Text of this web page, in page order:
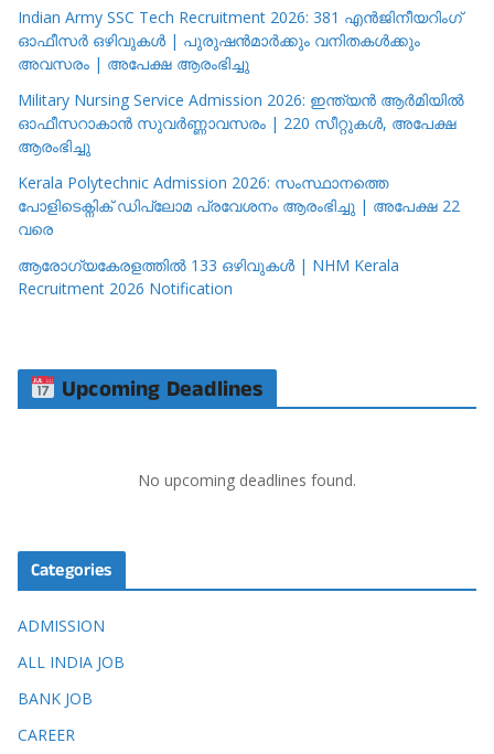
Indian Army SSC Tech Recruitment 2026: 381 എൻജിനീയറിംഗ്
ഓഫീസർ ഒഴിവുകൾ | പുരുഷൻമാർക്കും വനിതകൾക്കും
അവസരം | അപേക്ഷ ആരംഭിച്ചു
Military Nursing Service Admission 2026: ഇന്ത്യൻ ആർമിയിൽ
ഓഫീസറാകാൻ സുവർണ്ണാവസരം | 220 സീറ്റുകൾ, അപേക്ഷ
ആരംഭിച്ചു
Kerala Polytechnic Admission 2026: സംസ്ഥാനത്തെ
പോളിടെക്നിക് ഡിപ്ലോമ പ്രവേശനം ആരംഭിച്ചു | അപേക്ഷ 22
വരെ
ആരോഗ്യകേരളത്തിൽ 133 ഒഴിവുകൾ | NHM Kerala
Recruitment 2026 Notification
Upcoming Deadlines
No upcoming deadlines found.
Categories
ADMISSION
ALL INDIA JOB
BANK JOB
CAREER